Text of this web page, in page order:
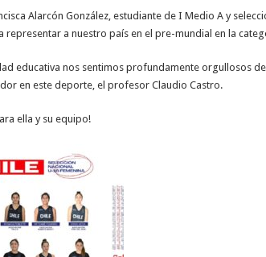
Alarcón González, estudiante de I Medio A y
representar a nuestro país en el pre-mundial en la
educativa nos sentimos profundamente orgullosos de
en este deporte, el profesor Claudio Castro.
ella y su equipo!